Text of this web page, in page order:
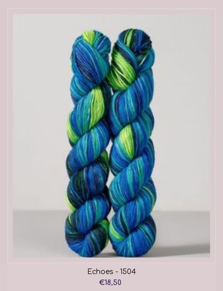
Echoes - 1504
€18,50